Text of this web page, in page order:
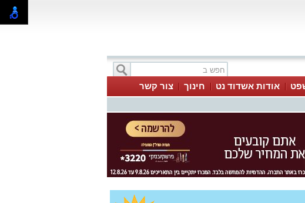
אודות אשדוד נט חינוך צור קשר